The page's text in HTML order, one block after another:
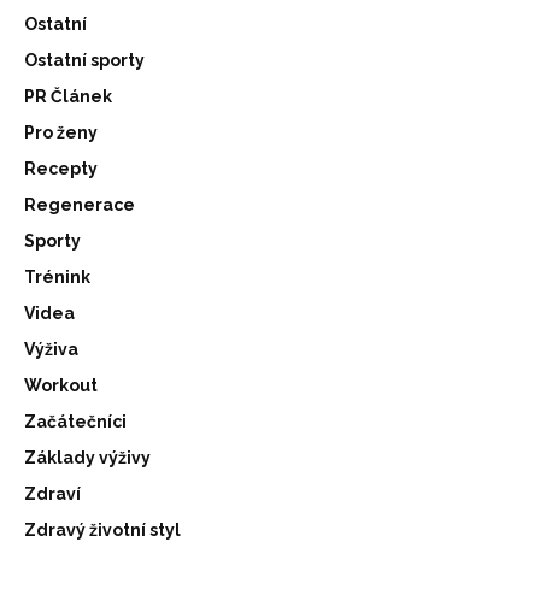
Ostatní
Ostatní sporty
PR Článek
Pro ženy
Recepty
Regenerace
Sporty
Trénink
Videa
Výživa
Workout
Začátečníci
Základy výživy
Zdraví
Zdravý životní styl